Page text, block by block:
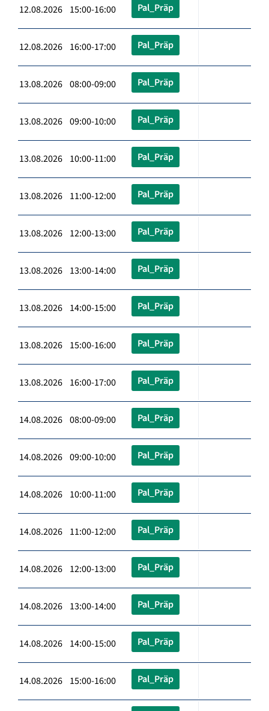
12.08.2026 15:00-16:00 Pal_Präp
12.08.2026 16:00-17:00 Pal_Präp
13.08.2026 08:00-09:00 Pal_Präp
13.08.2026 09:00-10:00 Pal_Präp
13.08.2026 10:00-11:00 Pal_Präp
13.08.2026 11:00-12:00 Pal_Präp
13.08.2026 12:00-13:00 Pal_Präp
13.08.2026 13:00-14:00 Pal_Präp
13.08.2026 14:00-15:00 Pal_Präp
13.08.2026 15:00-16:00 Pal_Präp
13.08.2026 16:00-17:00 Pal_Präp
14.08.2026 08:00-09:00 Pal_Präp
14.08.2026 09:00-10:00 Pal_Präp
14.08.2026 10:00-11:00 Pal_Präp
14.08.2026 11:00-12:00 Pal_Präp
14.08.2026 12:00-13:00 Pal_Präp
14.08.2026 13:00-14:00 Pal_Präp
14.08.2026 14:00-15:00 Pal_Präp
14.08.2026 15:00-16:00 Pal_Präp